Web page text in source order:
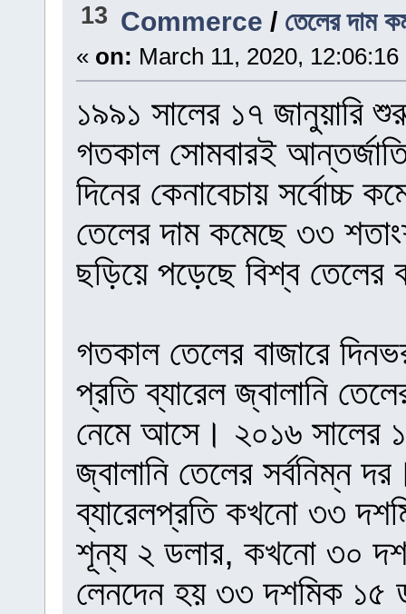
13 Commerce / তেলের দাম
« on: March 11, 2020, 12:06:16
১৯৯১ সালের ১৭ জানুয়ারি
গতকাল সোমবারই
দিনের কেনাবেচায় সর্বোচ্চ
তেলের দাম কমেছে ৩৩
ছড়িয়ে পড়েছে বিশ্ব তেলের
গতকাল তেলের বাজারে
প্রতি ব্যারেল জ্বালানি
নেমে আসে। ২০১৬ সালের
জ্বালানি তেলের সর্বনিম্ন
ব্যারেলপ্রতি কখনো ৩৩
শূন্য ২ ডলার, কখনো ৩০
লেনদেন হয় ৩৩ দশমিক ১৫